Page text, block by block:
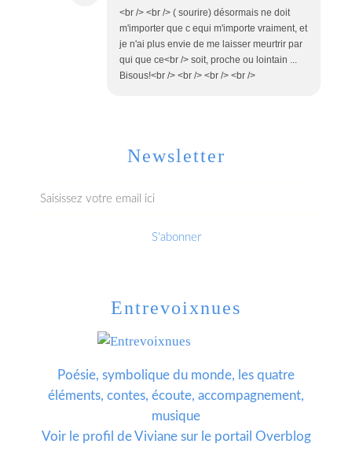
<br /> <br /> ( sourire) désormais ne doit
m'importer que c equi m'importe vraiment, et
je n'ai plus envie de me laisser meurtrir par
qui que ce<br /> soit, proche ou lointain ...
Bisous!<br /> <br /> <br /> <br />
Newsletter
Entrevoixnues
Poésie, symbolique du monde, les quatre
éléments, contes, écoute, accompagnement,
musique
Voir le profil deVivianesur le portail Overblog